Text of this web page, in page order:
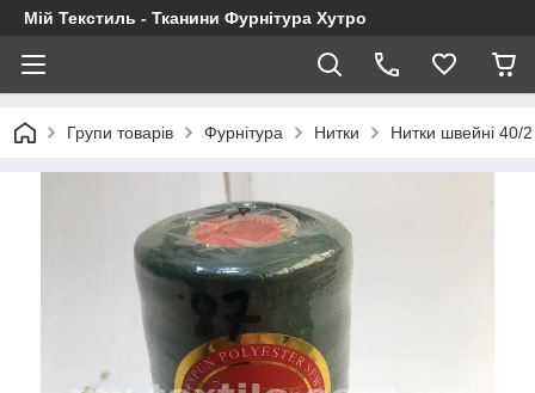
Мій Текстиль - Тканини Фурнітура Хутро
Групи товарів Фурнітура Нитки Нитки швейні 40/